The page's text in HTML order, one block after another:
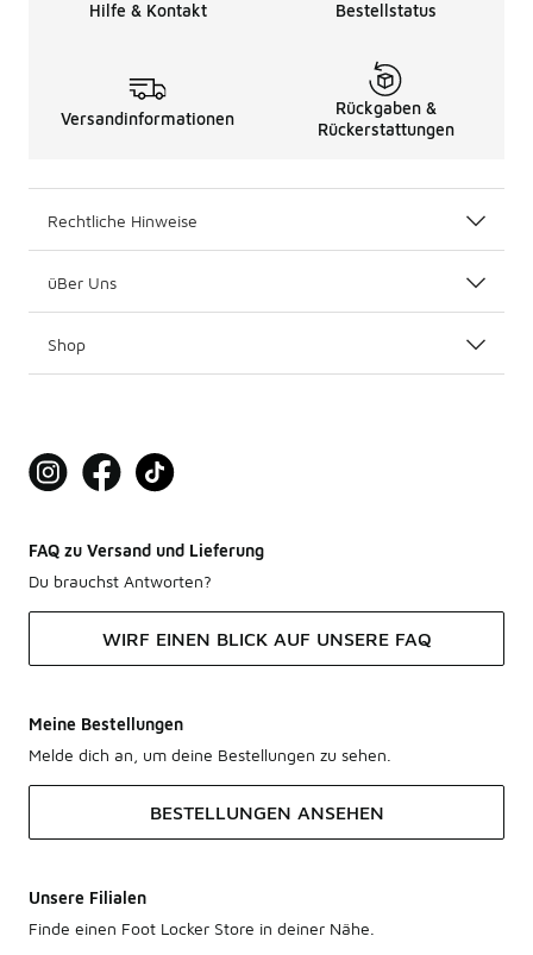
Hilfe & Kontakt Bestellstatus
Versandinformationen
Rückgaben &
Rückerstattungen
Rechtliche Hinweise
üBer Uns
Shop
FAQ zu Versand und Lieferung
Du brauchst Antworten?
WIRF EINEN BLICK AUF UNSERE FAQ
Meine Bestellungen
Melde dich an, um deine Bestellungen zu sehen.
BESTELLUNGEN ANSEHEN
Unsere Filialen
Finde einen Foot Locker Store in deiner Nähe.